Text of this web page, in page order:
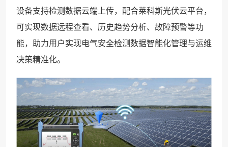
设备支持检测数据云端上传，配合莱科斯光伏云平台，
可实现数据远程查看、历史趋势分析、故障预警等功
能，助力用户实现电气安全检测数据智能化管理与运维
决策精准化。